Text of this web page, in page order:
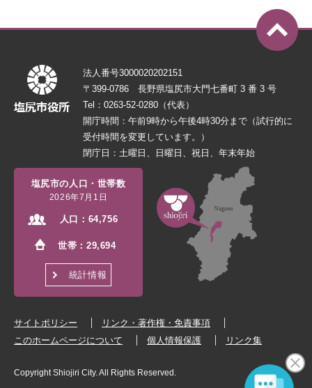
法人番号3000020202151
〒399-0786 長野県塩尻市大門七番町 3 番 3 号
Tel：0263-52-0280（代表）
開庁時間：午前9時から午後4時30分まで（試行的に
受付時間を変更しています。）
閉庁日：土曜日、日曜日、祝日、年末年始
塩尻市の人口・世帯数
2026年7月1日
人口： 64,756
世帯：29,694
統計情報
サイトポリシー
リンク・著作権・免責事項
このホームページについて
個人情報保護 リンク集
Copyright Shiojiri City. All Rights Reserved.